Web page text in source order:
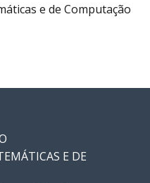
e de Computação
E DE